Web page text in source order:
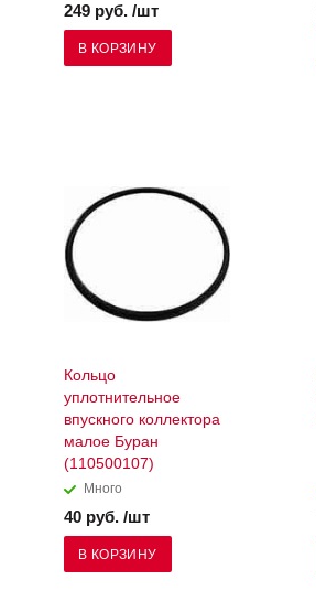
249 руб. /шт
В КОРЗИНУ
Кольцо
уплотнительное
впускного коллектора
малое Буран
(110500107)
Много
40 руб. /шт
В КОРЗИНУ